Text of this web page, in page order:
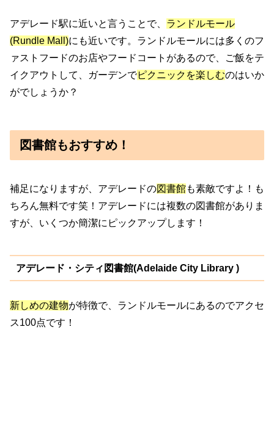
アデレード駅に近いと言うことで、 ランドルモール
(Rundle Mall)にも近いです。ランドルモールには多くのフ
ァストフードのお店やフードコートがあるので、ご飯をテ
イクアウトして、ガーデンでピクニックを楽しむのはいか
がでしょうか？
図書館もおすすめ！
補足になりますが、アデレードの図書館も素敵ですよ！も
ちろん無料です笑！アデレードには複数の図書館がありま
すが、いくつか簡潔にピックアップします！
アデレード・シティ図書館(Adelaide City Library )
新しめの建物が特徴で、ランドルモールにあるのでアクセ
ス100点です！